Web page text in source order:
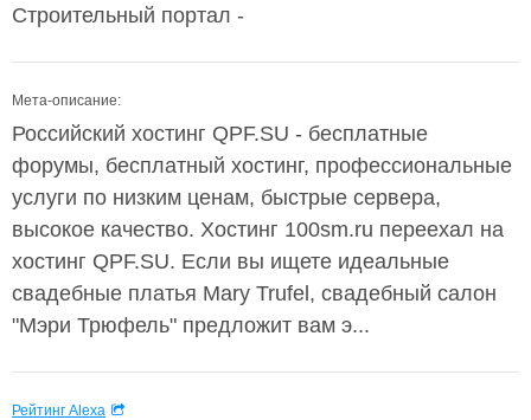
Строительный портал -
Мета-описание:
Российский хостинг QPF.SU - бесплатные
форумы, бесплатный хостинг, профессиональные
услуги по низким ценам, быстрые сервера,
высокое качество. Хостинг 100sm.ru переехал на
хостинг QPF.SU. Если вы ищете идеальные
свадебные платья Mary Trufel, свадебный салон
"Мэри Трюфель" предложит вам э...
Рейтинг Alexa